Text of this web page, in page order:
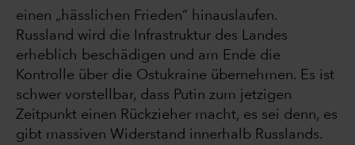
einen „hässlichen Frieden“ hinauslaufen.
Russland wird die Infrastruktur des Landes
erheblich beschädigen und am Ende die
Kontrolle über die Ostukraine übernehmen. Es ist
schwer vorstellbar, dass Putin zum jetzigen
Zeitpunkt einen Rückzieher macht, es sei denn, es
gibt massiven Widerstand innerhalb Russlands.